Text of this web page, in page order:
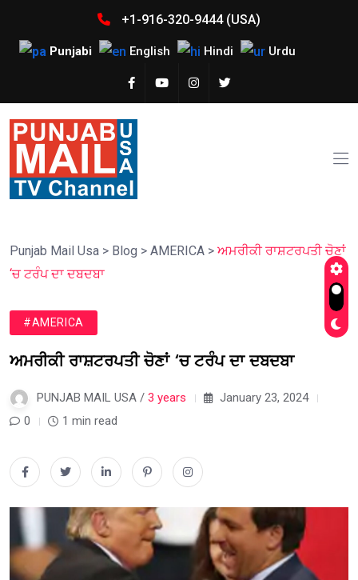
+1-916-320-9444 (USA)
Punjabi English Hindi Urdu
Punjab Mail Usa > Blog > AMERICA > ਅਮਰੀਕੀ ਰਾਸ਼ਟਰਪਤੀ ਚੋਣਾਂ
‘ਚ ਟਰੰਪ ਦਾ ਦਬਦਬਾ
#AMERICA
ਅਮਰੀਕੀ ਰਾਸ਼ਟਰਪਤੀ ਚੋਣਾਂ ‘ਚ ਟਰੰਪ ਦਾ ਦਬਦਬਾ
PUNJAB MAIL USA / 3 years
January 23, 2024
0
1 min read